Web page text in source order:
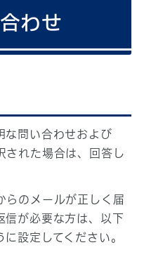
わせ
な問い合わせおよび
された場合は、回答し
らのメールが正しく届
信が必要な方は、以下
設定してください。